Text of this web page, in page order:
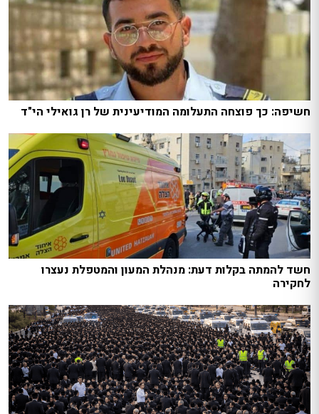
חשיפה: כך פוצחה התעלומה המודיעינית של רן גואילי הי"ד
חשד להמתה בקלות דעת: מנהלת המעון והמטפלת נעצרו
לחקירה